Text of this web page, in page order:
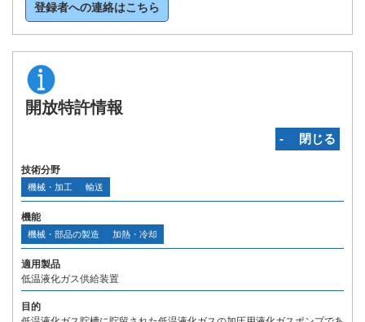
登録者への連絡はこちら
開放特許情報
‐ 閉じる
技術分野
機械・加工 輸送
機能
機械・部品の製造 加熱・冷却
適用製品
低温液化ガス供給装置
目的